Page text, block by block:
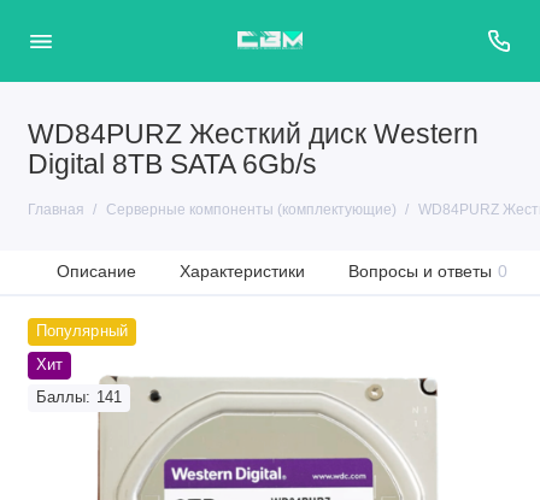
WD84PURZ Жесткий диск Western
Digital 8TB SATA 6Gb/s
Главная Серверные компоненты (комплектующие) WD84PURZ
Описание Характеристики Вопросы и ответы 0
Популярный
Хит
Баллы: 141